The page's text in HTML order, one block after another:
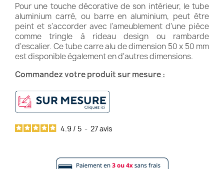
Pour une touche décorative de son intérieur, le tube
aluminium carré, ou barre en aluminium, peut être
peint et s'accorder avec l'ameublement d'une pièce
comme tringle à rideau design ou rambarde
d'escalier. Ce tube carre alu de dimension 50 x 50 mm
est disponible également en d'autres dimensions.
Commandez votre produit sur mesure :
4.9 / 5 - 27avis